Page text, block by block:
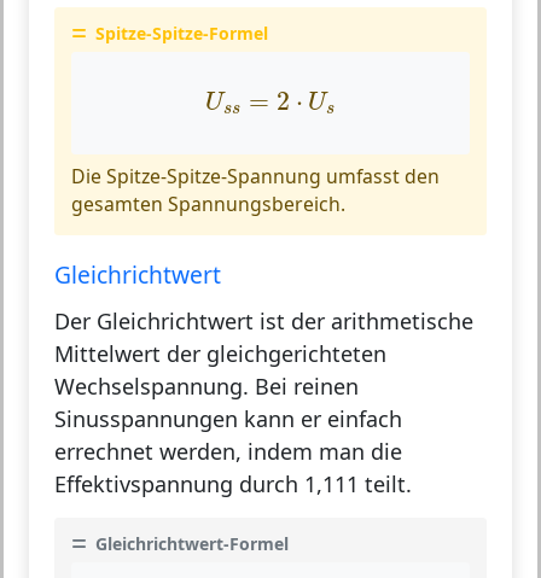
Spitze-Spitze-Formel
Uss = 2 ⋅ Us
U s= 2⋅ Us
Die Spitze-Spitze-Spannung umfasst den
gesamten Spannungsbereich.
Gleichrichtwert
Der Gleichrichtwert ist der arithmetische
Mittelwert der gleichgerichteten
Wechselspannung. Bei reinen
Sinusspannungen kann er einfach
errechnet werden, indem man die
Effektivspannung durch 1,111 teilt.
Gleichrichtwert-Formel